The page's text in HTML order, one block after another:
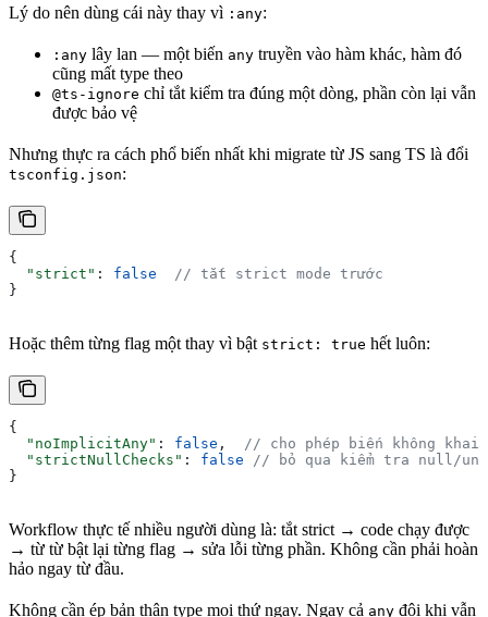
Lý do nên dùng cái này thay vì :any:
:any lây lan — một biến any truyền vào hàm khác, hàm đó
cũng mất type theo
@ts-ignore chỉ tắt kiểm tra đúng một dòng, phần còn lại vẫn
được bảo vệ
Nhưng thực ra cách phổ biến nhất khi migrate từ JS sang TS là đổi
tsconfig.json:
{
  "strict"
: false
  // tắt strict mode trước
}
Hoặc thêm từng flag một thay vì bật strict: true hết luôn:
{
  "noImplicitAny"
: false ,
// cho phép biến không khai
  "strictNullChecks"
: false // bỏ qua kiểm tra null/
}
Workflow thực tế nhiều người dùng là: tắt strict → code chạy được
→ từ từ bật lại từng flag → sửa lỗi từng phần. Không cần phải hoàn
hảo ngay từ đầu.
Không cần ép bản thân type mọi thứ ngay. Ngay cả any đôi khi vẫn